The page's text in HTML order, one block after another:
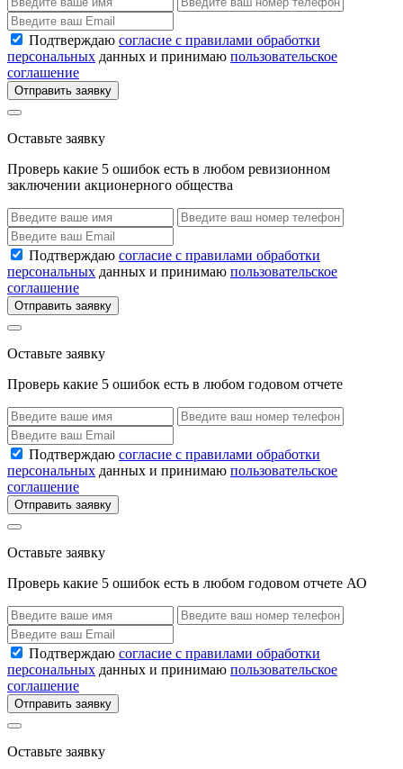
Подтверждаю согласие с правилами обработки
персональных данных и принимаю пользовательское
соглашение
Отправить заявку
Оставьте заявку
Проверь какие 5 ошибок есть в любом ревизионном
заключении акционерного общества
Подтверждаю согласие с правилами обработки
персональных данных и принимаю пользовательское
соглашение
Отправить заявку
Оставьте заявку
Проверь какие 5 ошибок есть в любом годовом отчете
Подтверждаю согласие с правилами обработки
персональных данных и принимаю пользовательское
соглашение
Отправить заявку
Оставьте заявку
Проверь какие 5 ошибок есть в любом годовом отчете АО
Подтверждаю согласие с правилами обработки
персональных данных и принимаю пользовательское
соглашение
Отправить заявку
Оставьте заявку